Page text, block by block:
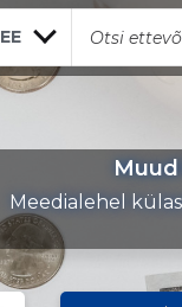
EE
Meedialehel